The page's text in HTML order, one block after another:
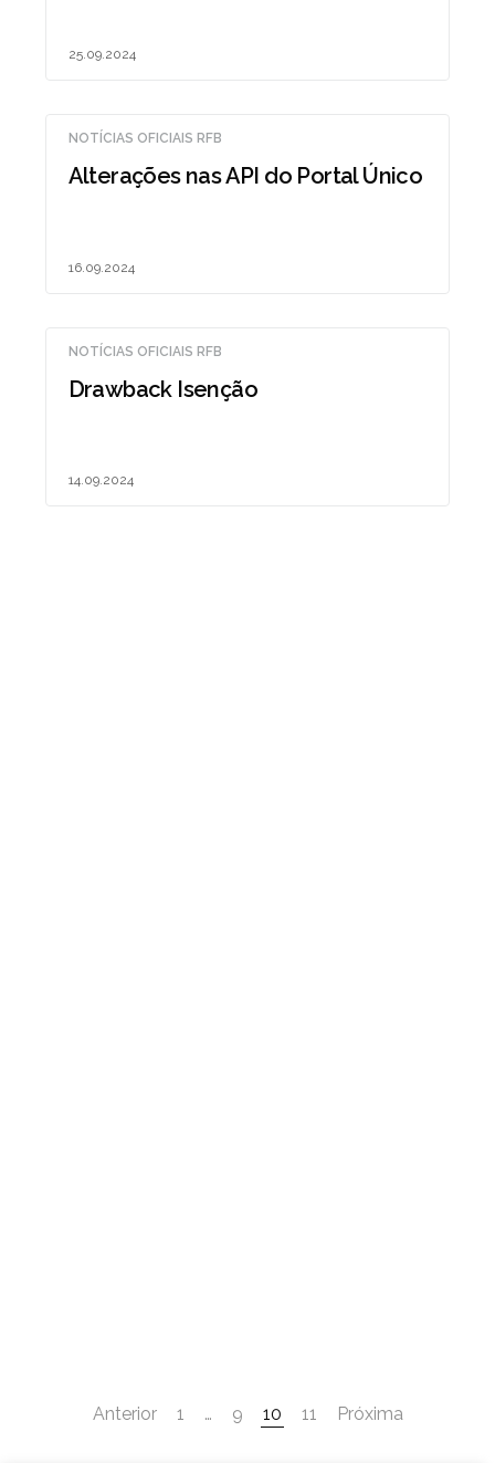
25.09.2024
NOTÍCIAS OFICIAIS RFB
Alterações nas API do Portal Único
16.09.2024
NOTÍCIAS OFICIAIS RFB
Drawback Isenção
14.09.2024
Anterior 1 … 9 10 11 Próxima